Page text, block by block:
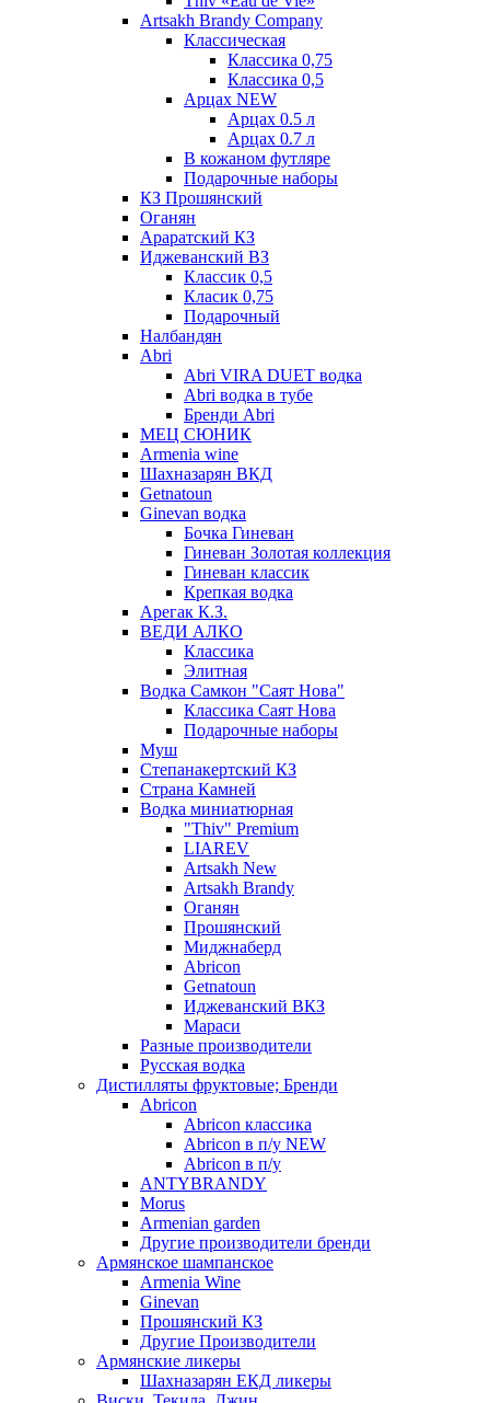
Artsakh Brandy Company
Классическая
Классика 0,75
Классика 0,5
Арцах NEW
Арцах 0.5 л
Арцах 0.7 л
В кожаном футляре
Подарочные наборы
КЗ Прошянский
Оганян
Араратский КЗ
Иджеванский ВЗ
Классик 0,5
Класик 0,75
Подарочный
Налбандян
Abri
Abri VIRA DUET водка
Abri водка в тубе
Бренди Abri
МЕЦ СЮНИК
Armenia wine
Шахназарян ВКД
Getnatoun
Ginevan водка
Бочка Гиневан
Гиневан Золотая коллекция
Гиневан классик
Крепкая водка
Арегак К.З.
ВЕДИ АЛКО
Классика
Элитная
Водка Самкон "Саят Нова"
Классика Саят Нова
Подарочные наборы
Муш
Степанакертский КЗ
Страна Камней
Водка миниатюрная
"Thiv" Premium
LIAREV
Artsakh New
Artsakh Brandy
Оганян
Прошянский
Миджнаберд
Abricon
Getnatoun
Иджеванский ВКЗ
Мараси
Разные производители
Русская водка
Дистилляты фруктовые; Бренди
Abricon
Abricon классика
Abricon в п/у NEW
Abricon в п/у
ANTYBRANDY
Morus
Armenian garden
Другие производители бренди
Армянское шампанское
Armenia Wine
Ginevan
Прошянский КЗ
Другие Производители
Армянские ликеры
Шахназарян ЕКД ликеры